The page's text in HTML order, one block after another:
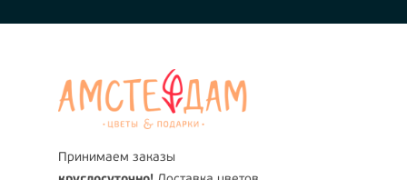
Принимаем заказы